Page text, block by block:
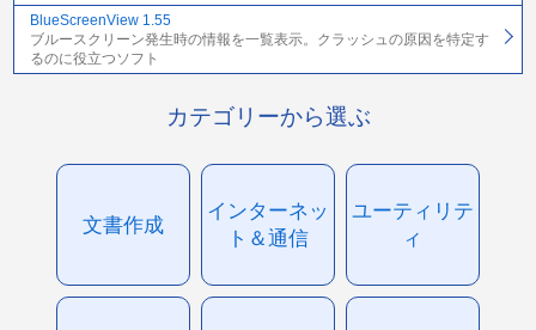
BlueScreenView 1.55
ブルースクリーン発生時の情報を一覧表示。クラッシュの原因を特定す
るのに役立つソフト
カテゴリーから選ぶ
文書作成
インターネッ
ト＆通信
ユーティリテ
ィ